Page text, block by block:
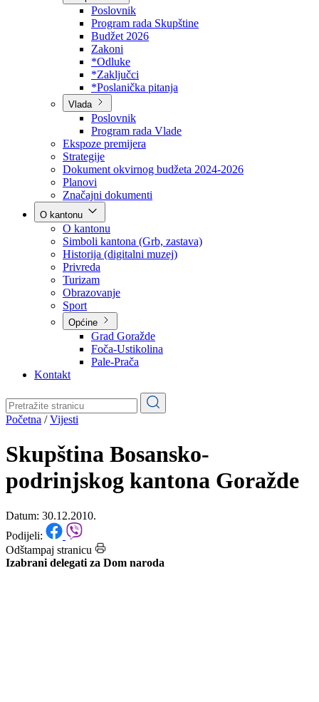
Skupština
Poslovnik
Program rada Skupštine
Budžet 2026
Zakoni
*Odluke
*Zaključci
*Poslanička pitanja
Vlada
Poslovnik
Program rada Vlade
Ekspoze premijera
Strategije
Dokument okvirnog budžeta 2024-2026
Planovi
Značajni dokumenti
O kantonu
O kantonu
Simboli kantona (Grb, zastava)
Historija (digitalni muzej)
Privreda
Turizam
Obrazovanje
Općine
Pale-Prača
Kontakt
Početna /Vijesti
Skupština Bosansko-
podrinjskog kantona Goražde
Datum: 30.12.2010.